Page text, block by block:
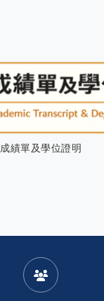
成績單及學位證明
發布者：